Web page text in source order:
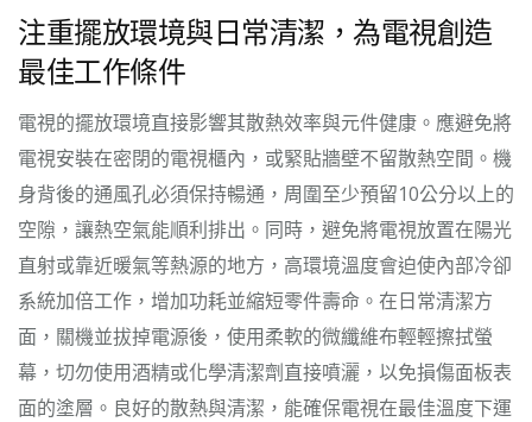
注重擺放環境與日常清潔，為電視創造
最佳工作條件
電視的擺放環境直接影響其散熱效率與元件健康。應避免將
電視安裝在密閉的電視櫃內，或緊貼牆壁不留散熱空間。機
身背後的通風孔必須保持暢通，周圍至少預留10公分以上的
空隙，讓熱空氣能順利排出。同時，避免將電視放置在陽光
直射或靠近暖氣等熱源的地方，高環境溫度會迫使內部冷卻
系統加倍工作，增加功耗並縮短零件壽命。在日常清潔方
面，關機並拔掉電源後，使用柔軟的微纖維布輕輕擦拭螢
幕，切勿使用酒精或化學清潔劑直接噴灑，以免損傷面板表
面的塗層。良好的散熱與清潔，能確保電視在最佳溫度下運